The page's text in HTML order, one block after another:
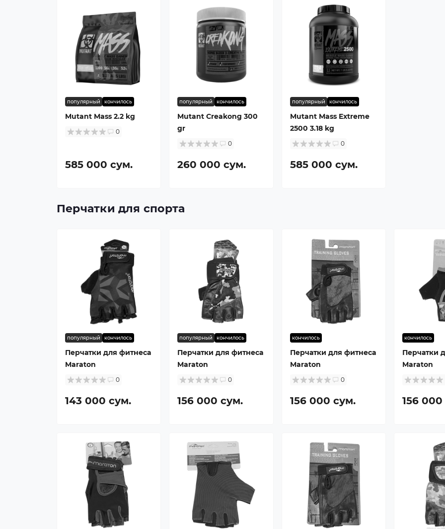
популярный кончилось
Mutant Mass 2.2 kg
0
585 000 сум.
популярный кончилось
Mutant Creakong 300
gr
0
260 000 сум.
популярный кончилось
Mutant Mass Extreme
2500 3.18 kg
0
585 000 сум.
Перчатки для спорта
популярный кончилось
Перчатки для фитнеса
Maraton
0
143 000 сум.
популярный кончилось
Перчатки для фитнеса
Maraton
0
156 000 сум.
кончилось
Перчатки для фитнеса
Maraton
0
156 000 сум.
кончилось
Перчатки
Maraton
156